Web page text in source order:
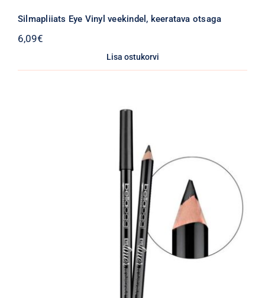
Silmapliiats Eye Vinyl veekindel, keeratava otsaga
6,09€
Lisa ostukorvi